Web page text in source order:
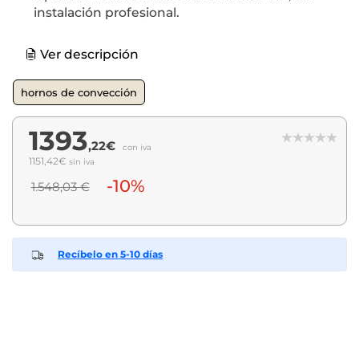
instalación profesional.
Ver descripción
hornos de convección
1393,22€ con iva
1151,42€ sin iva
1.548,03 € -10%
Recíbelo en 5-10 días